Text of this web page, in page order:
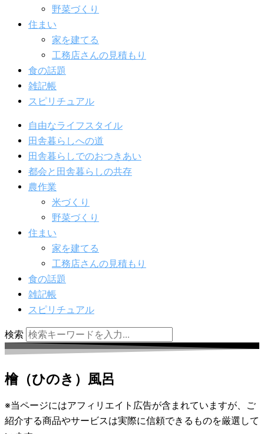
野菜づくり
住まい
家を建てる
工務店さんの見積もり
食の話題
雑記帳
スピリチュアル
自由なライフスタイル
田舎暮らしへの道
田舎暮らしでのおつきあい
都会と田舎暮らしの共存
農作業
米づくり
野菜づくり
住まい
家を建てる
工務店さんの見積もり
食の話題
雑記帳
スピリチュアル
検索
檜（ひのき）風呂
※当ページにはアフィリエイト広告が含まれていますが、ご
紹介する商品やサービスは実際に信頼できるものを厳選して